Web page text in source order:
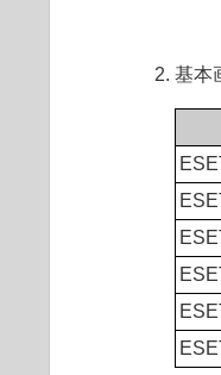
基本